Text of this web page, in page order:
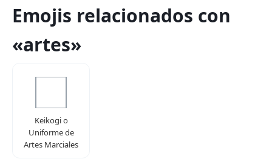
Emojis relacionados con
«artes»
Keikogi o
Uniforme de
Artes Marciales